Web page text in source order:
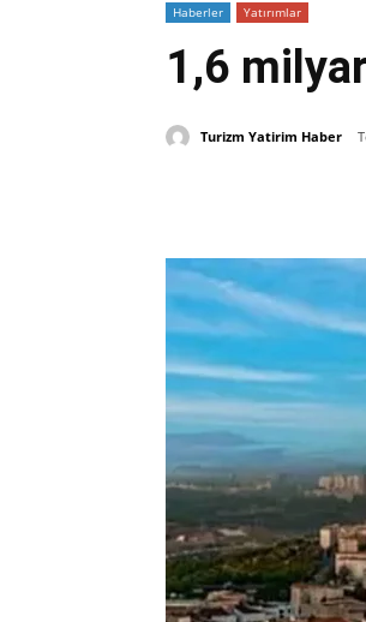
Haberler Yatırımlar
1,6
Turizm Yatirim Haber